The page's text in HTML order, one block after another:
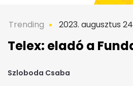
Trending 2023. augusztus
Telex: eladó a
Szloboda Csaba